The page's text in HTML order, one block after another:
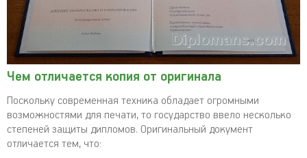
Чем отличается копия от оригинала
Поскольку современная техника обладает огромными
возможностями для печати, то государство ввело несколько
степеней защиты дипломов. Оригинальный документ
отличается тем, что: